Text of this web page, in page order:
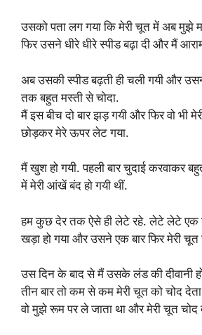
उसको पता लग गया कि मेरी चूत में अब मुझे
फिर उसने धीरे धीरे स्पीड बढ़ा दी और मैं
अब उसकी स्पीड बढ़ती ही चली गयी और
तक बहुत मस्ती से चोदा.
मैं इस बीच दो बार झड़ गयी और फिर वो भी
छोड़कर मेरे ऊपर लेट गया.
मैं खुश हो गयी. पहली बार चुदाई करवाकर
में मेरी आंखें बंद हो गयी थीं.
हम कुछ देर तक ऐसे ही लेटे रहे. लेटे लेटे एक
खड़ा हो गया और उसने एक बार फिर मेरी चूत
उस दिन के बाद से मैं उसके लंड की दीवानी
तीन बार तो कम से कम मेरी चूत को चोद
वो मुझे रूम पर ले जाता था और मेरी चूत चोद